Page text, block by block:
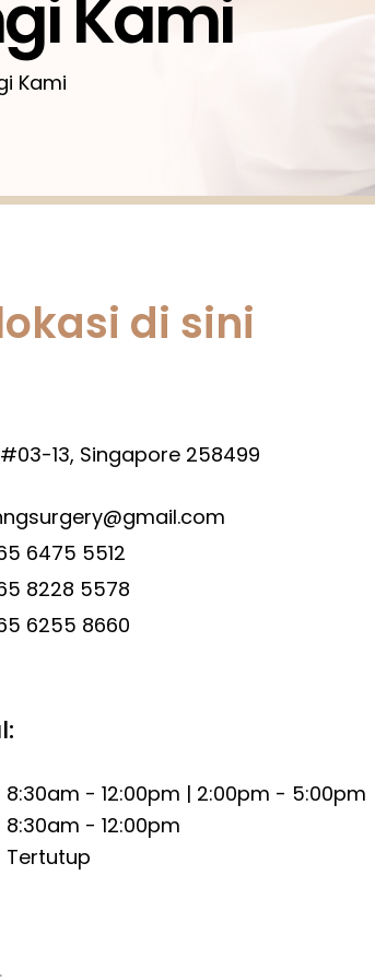
Whatsapp
Kami
Kami
di sini
13, Singapore 258499
6475 5512
8228 5578
6255 8660
8:30am - 12:00pm | 2:00pm - 5:00pm
8:30am - 12:00pm
Tertutup